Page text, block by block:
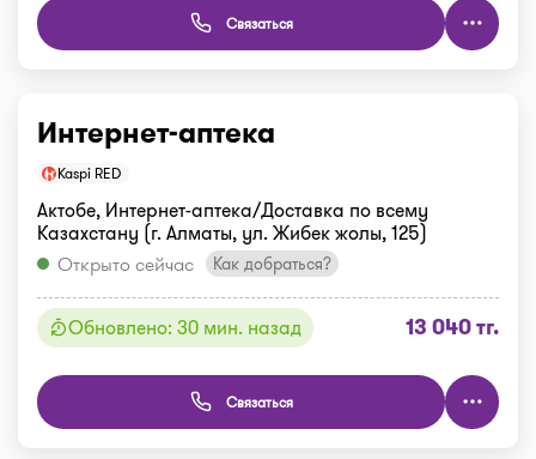
Связаться
Интернет-аптека
Kaspi RED
Актобе, Интернет-аптека/Доставка по всему
Казахстану (г. Алматы, ул. Жибек жолы, 125)
Открыто сейчас
Как добраться?
Обновлено: 30 мин. назад 13 040 тг.
Связаться